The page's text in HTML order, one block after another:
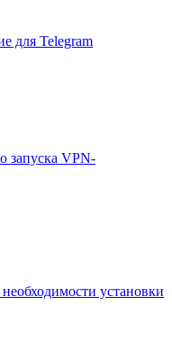
для Telegram
запуска VPN-
необходимости установки